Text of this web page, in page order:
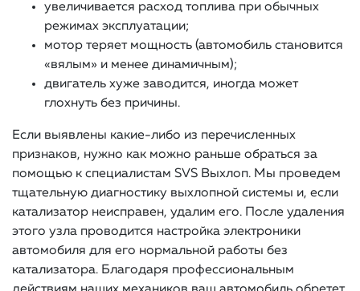
увеличивается расход топлива при обычных
режимах эксплуатации;
мотор теряет мощность (автомобиль становится
«вялым» и менее динамичным);
двигатель хуже заводится, иногда может
глохнуть без причины.
Если выявлены какие-либо из перечисленных
признаков, нужно как можно раньше обраться за
помощью к специалистам SVS Выхлоп. Мы проведем
тщательную диагностику выхлопной системы и, если
катализатор неисправен, удалим его. После удаления
этого узла проводится настройка электроники
автомобиля для его нормальной работы без
катализатора. Благодаря профессиональным